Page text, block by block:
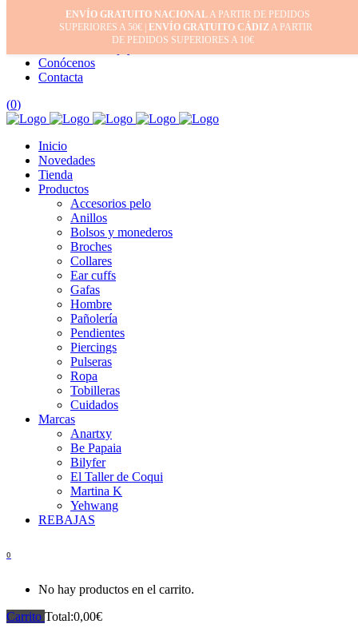
Inicio
Mi cuenta
Conócenos
Contacta
(0)
Inicio
Novedades
Tienda
Productos
Accesorios pelo
Anillos
Bolsos y monederos
Broches
Collares
Ear cuffs
Gafas
Hombre
Pañolería
Pendientes
Piercings
Pulseras
Ropa
Tobilleras
Cuidados
Marcas
Anartxy
Be Papaia
Bilyfer
El Taller de Coqui
Martina K
Yehwang
REBAJAS
0
No hay productos en el carrito.
Carrito Total:0,00€
ENVÍO GRATUITO NACIONALA PARTIR DE PEDIDOS
SUPERIORES A 50€ | ENVÍO GRATUITO CÁDIZA PARTIR
DE PEDIDOS SUPERIORES A 10€